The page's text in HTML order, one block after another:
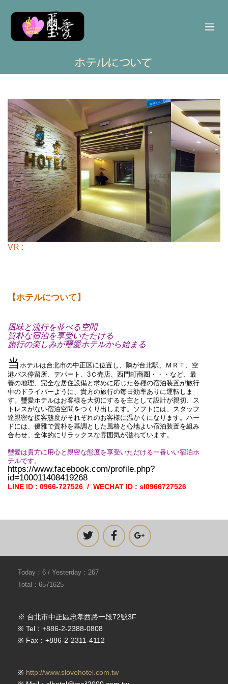
VR :
【ホテルについて】
風味と流行を並べる空間
質朴な宿泊を享受いただける
旅行の楽しみが璽愛ホテルから始まる
当 ホテルは台北市の中正区に位置し、隣が台北駅、ＭＲＴ、空
港バス停留所、デパート、3Ｃ売店、西門町商圏・・・など、最
善の地理、完全な居住設備と求めに応じた各種の宿泊装置が旅行
中のドライバーように、貴方の旅行の毎日効率ありに運転しま
す。璽愛ホテルはお客様を大切にするを主として設計が親切、ス
トレスがない宿泊空間をつくり出します。ソフトには、スタッフ
達親密な接客態度がそれぞれのお客様に温かくになります。ハー
ドには、優雅で質朴を基調とした風格と心地よい宿泊装置を組み
合わせ、全体的にリラックスな雰囲気が溢れています。
璽愛は貴方に用心と親密な態度を享受いただける一番いい宿泊ホ
テルです。
https://www.facebook.com/profile.php?
id=100011408419268
LINE ID : 0966-727526 / WECHAT ID : sl0966727526
Today：6 / Yesterday：267
Total：6571625
※ 台北市中正區忠孝西路一段72號3F
※ Tel：+886-2-2388-0808
※ Fax：+886-2-2311-4112
※ http://www.slovehotel.com.tw